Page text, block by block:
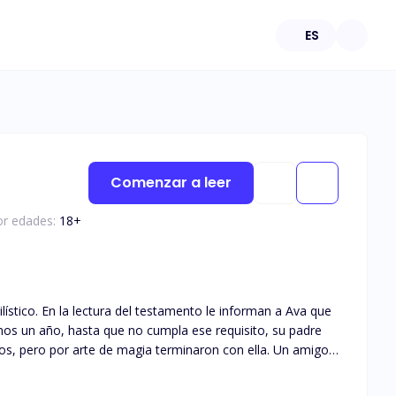
ES
edades: 18+
En la lectura del testamento le informan a Ava que
un año, hasta que no cumpla ese requisito, su padre
pero por arte de magia terminaron con ella. Un amigo
casarse. Para su desgracia, dos días antes de la
Comenzar a leer